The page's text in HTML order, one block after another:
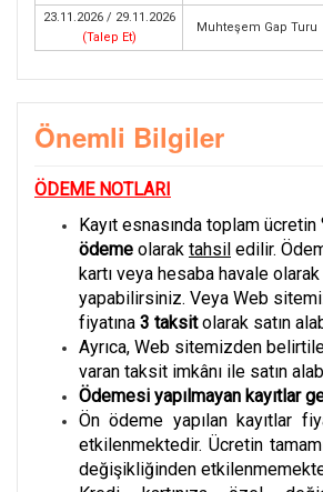
23.11.2026 / 29.11.2026
(Talep Et)
Muhteşem Gap Turu
Önemli Bilgiler
ÖDEME NOTLARI
Kayıt esnasında toplam ücretin
ödeme olarak tahsil edilir.
kartı veya hesaba havale olarak
yapabilirsiniz. Veya Web
fiyatına 3 taksitolarak satın
Ayrıca, Web sitemizden
varan taksit imkânı ile satın
Ödemesi yapılmayan kayıtlar
Ön ödeme yapılan kayıtlar
etkilenmektedir. Ücretin
değişikliğinden